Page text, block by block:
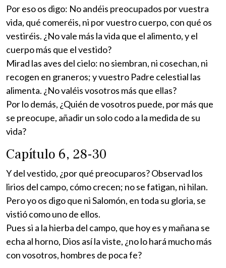
Por eso os digo: No andéis preocupados por vuestra
vida, qué comeréis, ni por vuestro cuerpo, con qué os
vestiréis. ¿No vale más la vida que el alimento, y el
cuerpo más que el vestido?
Mirad las aves del cielo: no siembran, ni cosechan, ni
recogen en graneros; y vuestro Padre celestial las
alimenta. ¿No valéis vosotros más que ellas?
Por lo demás, ¿Quién de vosotros puede, por más que
se preocupe, añadir un solo codo a la medida de su
vida?
Capítulo 6, 28-30
Y del vestido, ¿por qué preocuparos? Observad los
lirios del campo, cómo crecen; no se fatigan, ni hilan.
Pero yo os digo que ni Salomón, en toda su gloria, se
vistió como uno de ellos.
Pues si a la hierba del campo, que hoy es y mañana se
echa al horno, Dios así la viste, ¿no lo hará mucho más
con vosotros, hombres de poca fe?